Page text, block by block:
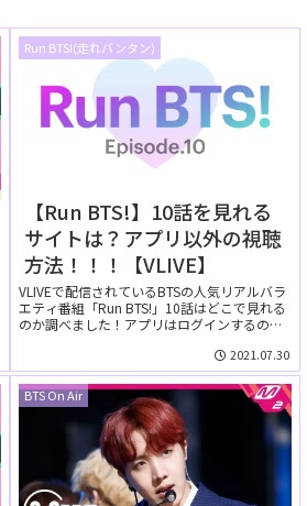
Run BTS!(走れバンタン)
【Run BTS!】10話を見れる
サイトは？アプリ以外の視聴
方法！！！【VLIVE】
VLIVEで配信されているBTSの人気リアルバラ
エティ番組「Run BTS!」10話はどこで見れる
のか調べました！アプリはログインするのが
2021.07.30
BTS On Air